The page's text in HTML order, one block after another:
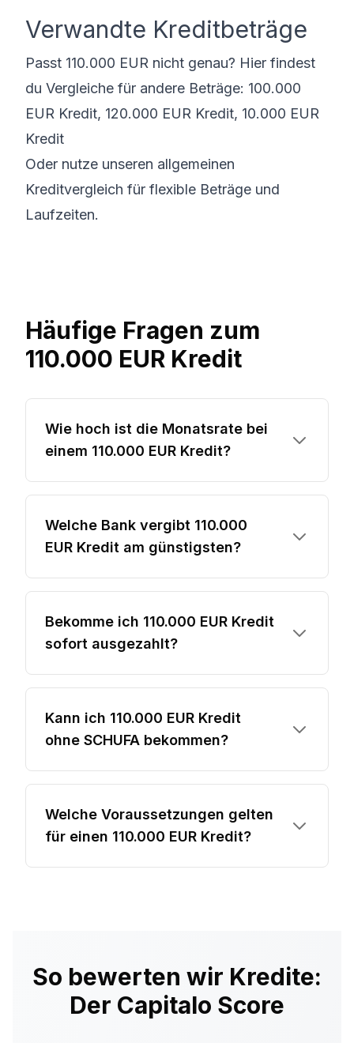
Verwandte Kreditbeträge
Passt 110.000 EUR nicht genau? Hier findest
du Vergleiche für andere Beträge: 100.000
EUR Kredit, 120.000 EUR Kredit, 10.000 EUR
Kredit
Oder nutze unseren allgemeinen
Kreditvergleich für flexible Beträge und
Laufzeiten.
Häufige Fragen zum
110.000 EUR Kredit
Wie hoch ist die Monatsrate bei
einem 110.000 EUR Kredit?
Welche Bank vergibt 110.000
EUR Kredit am günstigsten?
Bekomme ich 110.000 EUR Kredit
sofort ausgezahlt?
Kann ich 110.000 EUR Kredit
ohne SCHUFA bekommen?
Welche Voraussetzungen gelten
für einen 110.000 EUR Kredit?
So bewerten wir Kredite:
Der Capitalo Score